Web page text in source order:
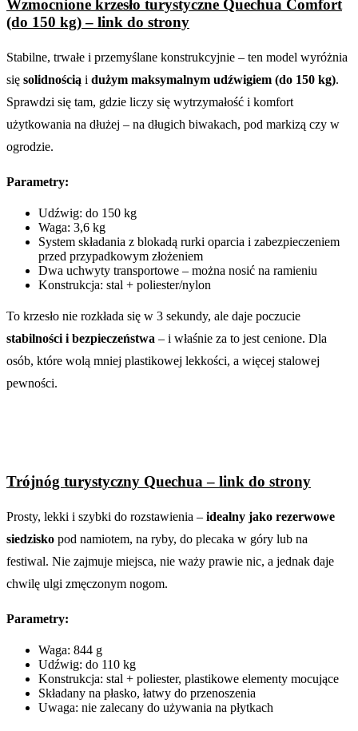
Wzmocnione krzesło turystyczne Quechua Comfort
(do 150 kg) – link do strony
Stabilne, trwałe i przemyślane konstrukcyjnie – ten model wyróżnia
się solidnością i dużym maksymalnym udźwigiem (do 150 kg).
Sprawdzi się tam, gdzie liczy się wytrzymałość i komfort
użytkowania na dłużej – na długich biwakach, pod markizą czy w
ogrodzie.
Parametry:
Udźwig: do 150 kg
Waga: 3,6 kg
System składania z blokadą rurki oparcia i zabezpieczeniem
przed przypadkowym złożeniem
Dwa uchwyty transportowe – można nosić na ramieniu
Konstrukcja: stal + poliester/nylon
To krzesło nie rozkłada się w 3 sekundy, ale daje poczucie
stabilności i bezpieczeństwa – i właśnie za to jest cenione. Dla
osób, które wolą mniej plastikowej lekkości, a więcej stalowej
pewności.
Trójnóg turystyczny Quechua – link do strony
Prosty, lekki i szybki do rozstawienia – idealny jako rezerwowe
siedzisko pod namiotem, na ryby, do plecaka w góry lub na
festiwal. Nie zajmuje miejsca, nie waży prawie nic, a jednak daje
chwilę ulgi zmęczonym nogom.
Parametry:
Waga: 844 g
Udźwig: do 110 kg
Konstrukcja: stal + poliester, plastikowe elementy mocujące
Składany na płasko, łatwy do przenoszenia
Uwaga: nie zalecany do używania na płytkach